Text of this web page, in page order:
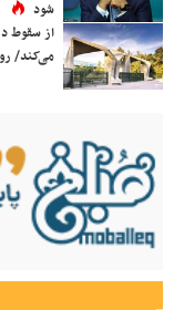
شود
می‌کند/